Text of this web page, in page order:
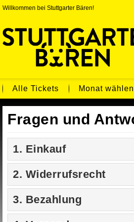
Willkommen bei Stuttgarter Bären!
Alle Tickets Monat wählen
Fragen und
1. Einkauf
2. Widerrufsrecht
3. Bezahlung